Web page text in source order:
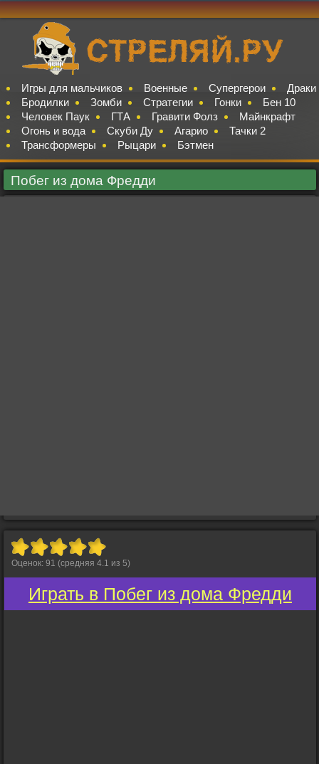
Игры для мальчиков Военные Супергерои
Драки
Бродилки
Зомби Стратегии Гонки
Бен 10
Человек Паук
ГТА Гравити Фолз
Майнкрафт
Огонь и вода
Скуби Ду Агарио
Тачки 2
Трансформеры
Рыцари Бэтмен
Побег из дома Фредди
Оценок: 91 (средняя 4.1 из 5)
Играть в Побег из дома Фредди